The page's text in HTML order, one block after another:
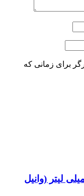
برای زمانی که
کننده کلیپسی لیتل تریس 3 میلی لیتر (وانیل